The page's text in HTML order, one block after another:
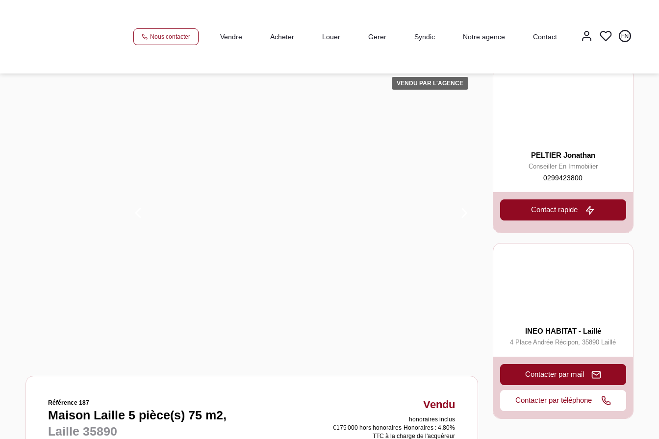
Nous contacter Vendre Acheter Louer Gerer Syndic Notre agence Contact
Vente maison 75 m², Laille 35890Ille-et-Vilaine
VENDU PAR L'AGENCE
Référence 187
Maison Laille 5 pièce(s) 75 m2,
Laille 35890
Vendu
honoraires inclus
€175 000 hors honoraires Honoraires : 4.80%
TTC à la charge de l'acquéreur
PELTIER Jonathan
Conseiller En Immobilier
0299423800
Contact rapide
INEO HABITAT - Laillé
4 Place Andrée Récipon,35890 Laillé
Contacter par mail
Contacter par téléphone